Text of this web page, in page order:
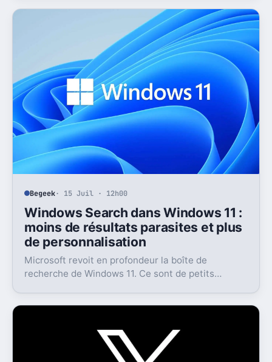
abonnements.
Begeek· 15 Juil · 12h00
Windows Search dans Windows 11 :
moins de résultats parasites et plus
de personnalisation
Microsoft revoit en profondeur la boîte de
recherche de Windows 11. Ce sont de petits